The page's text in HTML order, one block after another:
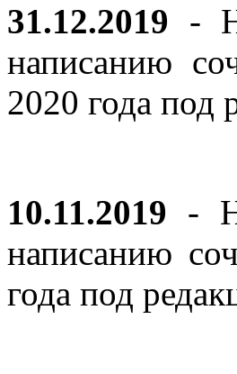
31.12.2019 -
написанию
2020 года
10.11.2019 -
написанию
года под